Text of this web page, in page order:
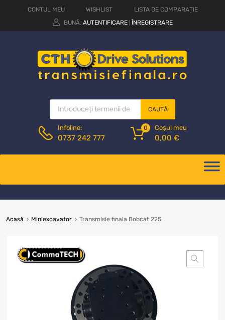
CONTUL MEU WISHLIST
LISTA DE COMPARAȚIE
BUNĂ. AUTENTIFICARE ÎNREGISTRARE
CAUTĂ
Infoline:
0737 242 777
Coșul meu
0,00 €
0
Acasă Miniexcavator Transmisie finala Bobcat 225